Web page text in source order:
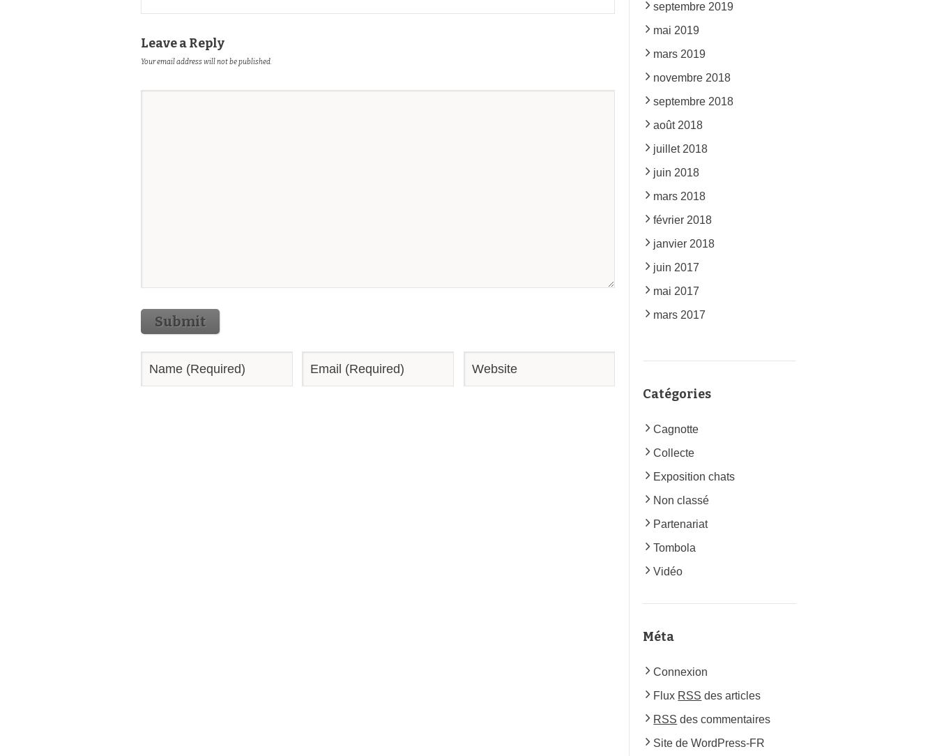
Leave a Reply
Your email address will not be published.
Submit
septembre 2019
mai 2019
mars 2019
novembre 2018
septembre 2018
août 2018
juillet 2018
juin 2018
mars 2018
février 2018
janvier 2018
juin 2017
mai 2017
mars 2017
Catégories
Cagnotte
Collecte
Exposition chats
Non classé
Partenariat
Tombola
Vidéo
Méta
Connexion
Flux RSS des articles
RSS des commentaires
Site de WordPress-FR